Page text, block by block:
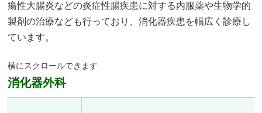
瘍性大腸炎などの炎症性腸疾患に対する内服薬や生物学的
製剤の治療なども行っており、消化器疾患を幅広く診療し
ています。
消化器外科